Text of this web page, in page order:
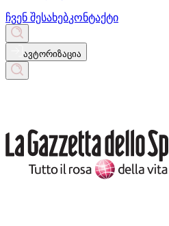
ჩვენ შესახებკონტაქტი
ავტორიზაცია